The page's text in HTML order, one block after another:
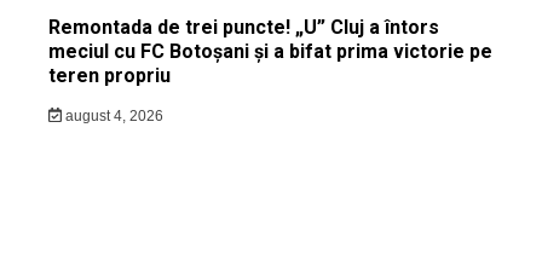
Remontada de trei puncte! „U” Cluj a întors
meciul cu FC Botoșani și a bifat prima victorie pe
teren propriu
august 4, 2026